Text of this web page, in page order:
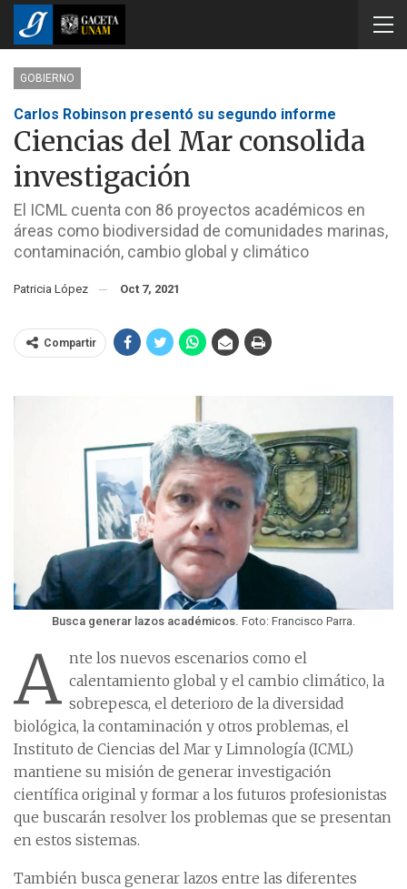
GOBIERNO
Carlos Robinson presentó su segundo informe
Ciencias del Mar consolida
investigación
El ICML cuenta con 86 proyectos académicos en
áreas como biodiversidad de comunidades marinas,
contaminación, cambio global y climático
Patricia López Oct 7, 2021
Compartir
Busca generar lazos académicos. Foto: Francisco Parra.
A nte los nuevos escenarios como el
calentamiento global y el cambio climático, la
sobrepesca, el deterioro de la diversidad
biológica, la contaminación y otros problemas, el
Instituto de Ciencias del Mar y Limnología (ICML)
mantiene su misión de generar investigación
científica original y formar a los futuros profesionistas
que buscarán resolver los problemas que se presentan
en estos sistemas.
También busca generar lazos entre las diferentes